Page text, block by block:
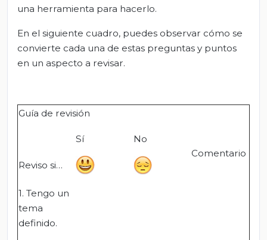
una herramienta para hacerlo.
En el siguiente cuadro, puedes observar cómo se
convierte cada una de estas preguntas y puntos
en un aspecto a revisar.
Guía de revisión
Reviso si…
Sí
No
Comentario
1. Tengo un
tema
definido.